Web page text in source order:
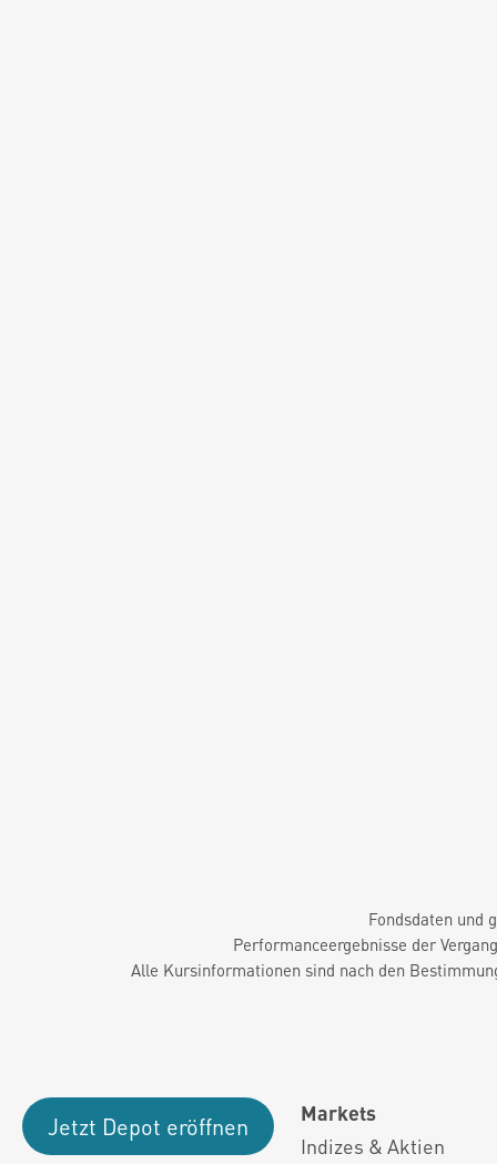
Fondsdaten und
Performanceergebnisse der
Alle Kursinformationen sind nach den
Jetzt Depot eröffnen
Markets
Indizes & Aktien